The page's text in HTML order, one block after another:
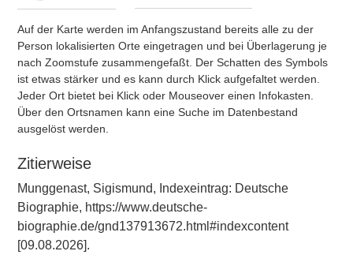
Auf der Karte werden im Anfangszustand bereits alle zu der
Person lokalisierten Orte eingetragen und bei Überlagerung je
nach Zoomstufe zusammengefaßt. Der Schatten des Symbols
ist etwas stärker und es kann durch Klick aufgefaltet werden.
Jeder Ort bietet bei Klick oder Mouseover einen Infokasten.
Über den Ortsnamen kann eine Suche im Datenbestand
ausgelöst werden.
Zitierweise
Munggenast, Sigismund, Indexeintrag: Deutsche
Biographie, https://www.deutsche-
biographie.de/gnd137913672.html#indexcontent
[09.08.2026].